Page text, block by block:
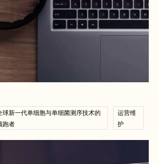
查看案例
球新一代单细胞与单细菌测序技术的
跑者
运营维
护